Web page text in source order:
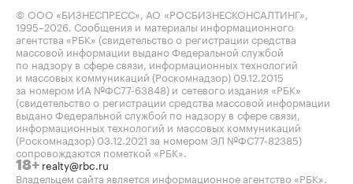
© ООО «БИЗНЕСПРЕСС», АО «РОСБИЗНЕСКОНСАЛТИНГ»,
1995–2026 . Сообщения и материалы информационного
агентства «РБК» (свидетельство о регистрации средства
массовой информации выдано Федеральной службой
по надзору в сфере связи, информационных технологий
и массовых коммуникаций (Роскомнадзор) 09.12.2015
за номером ИА №ФС77-63848) и сетевого издания «РБК»
(свидетельство о регистрации средства массовой информации
выдано Федеральной службой по надзору в сфере связи,
информационных технологий и массовых коммуникаций
(Роскомнадзор) 03.12.2021 за номером ЭЛ №ФС77-82385)
сопровождаются пометкой «РБК».
18+ realty@rbc.ru
Владельцем сайта является информационное агентство «РБК».